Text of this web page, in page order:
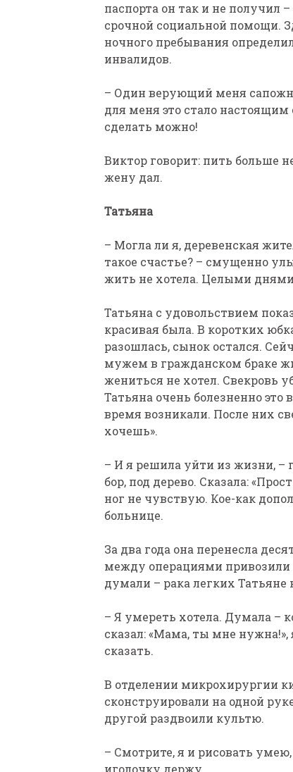
паспорта он так и не получил
срочной социальной помощи.
ночного пребывания
инвалидов.
– Один верующий меня
для меня это стало
сделать можно!
Виктор говорит: пить больше
жену дал.
Татьяна
– Могла ли я, деревенская
такое счастье? – смущенно
жить не хотела. Целыми
Татьяна с удовольствием
красивая была. В коротких
разошлась, сынок остался.
мужем в гражданском браке
жениться не хотел. Свекровь
Татьяна очень болезненно это
время возникали. После них
хочешь».
– И я решила уйти из жизни, –
бор, под дерево. Сказала:
ног не чувствую. Кое-как
больнице.
За два года она перенесла
между операциями привозили
думали – рака легких
– Я умереть хотела. Думала –
сказал: «Мама, ты мне
сказать.
В отделении микрохирургии
сконструировали на одной
другой раздвоили культю.
– Смотрите, я и рисовать
иголочку держу.